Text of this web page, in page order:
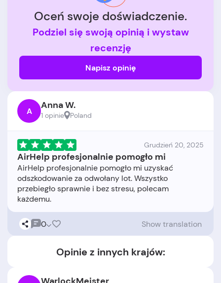
Oceń swoje doświadczenie.
Podziel się swoją opinią i wystaw
recenzję
Napisz opinię
A Anna W.
1 opinie Poland
Grudzień 20, 2025
AirHelp profesjonalnie pomogło mi
AirHelp profesjonalnie pomogło mi uzyskać
odszkodowanie za odwołany lot. Wszystko
przebiegło sprawnie i bez stresu, polecam
0 Show translation
Opinie z innych krajów: